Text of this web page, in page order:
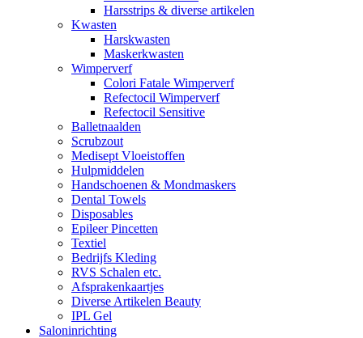
Harsstrips & diverse artikelen
Kwasten
Harskwasten
Maskerkwasten
Wimperverf
Colori Fatale Wimperverf
Refectocil Wimperverf
Refectocil Sensitive
Balletnaalden
Scrubzout
Medisept Vloeistoffen
Hulpmiddelen
Handschoenen & Mondmaskers
Dental Towels
Disposables
Epileer Pincetten
Textiel
Bedrijfs Kleding
RVS Schalen etc.
Afsprakenkaartjes
Diverse Artikelen Beauty
IPL Gel
Saloninrichting